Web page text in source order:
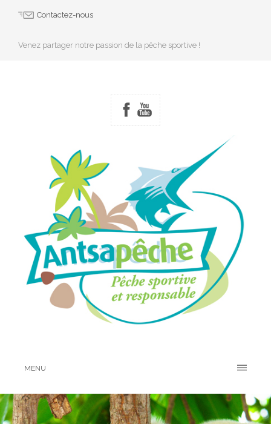
Contactez-nous
Venez partager notre passion de la pêche sportive !
MENU